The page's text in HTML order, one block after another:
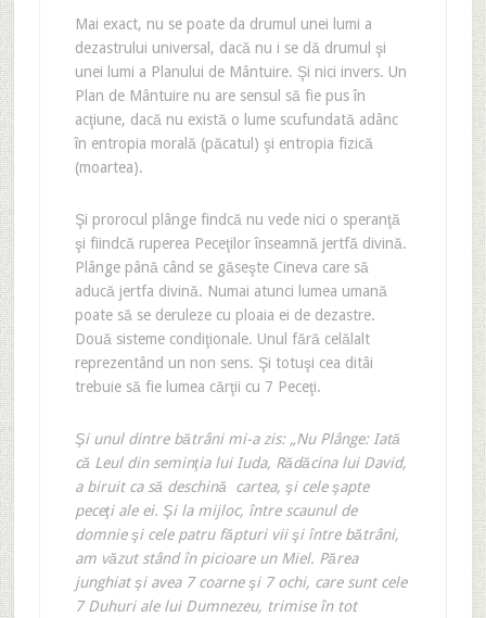
Mai exact, nu se poate da drumul unei lumi a
dezastrului universal, dacă nu i se dă drumul şi
unei lumi a Planului de Mântuire. Şi nici invers. Un
Plan de Mântuire nu are sensul să fie pus în
acţiune, dacă nu există o lume scufundată adânc
în entropia morală (păcatul) şi entropia fizică
(moartea).
Şi prorocul plânge findcă nu vede nici o speranţă
şi fiindcă ruperea Peceţilor înseamnă jertfă divină.
Plânge până când se găseşte Cineva care să
aducă jertfa divină. Numai atunci lumea umană
poate să se deruleze cu ploaia ei de dezastre.
Două sisteme condiţionale. Unul fără celălalt
reprezentând un non sens. Şi totuşi cea ditâi
trebuie să fie lumea cărţii cu 7 Peceţi.
Şi unul dintre bătrâni mi-a zis: „Nu Plânge: Iată
că Leul din seminţia lui Iuda, Rădăcina lui David,
a biruit ca să deschină cartea, şi cele şapte
peceţi ale ei. Şi la mijloc, între scaunul de
domnie şi cele patru făpturi vii şi între bătrâni,
am văzut stând în picioare un Miel. Părea
junghiat şi avea 7 coarne şi 7 ochi, care sunt cele
7 Duhuri ale lui Dumnezeu, trimise în tot